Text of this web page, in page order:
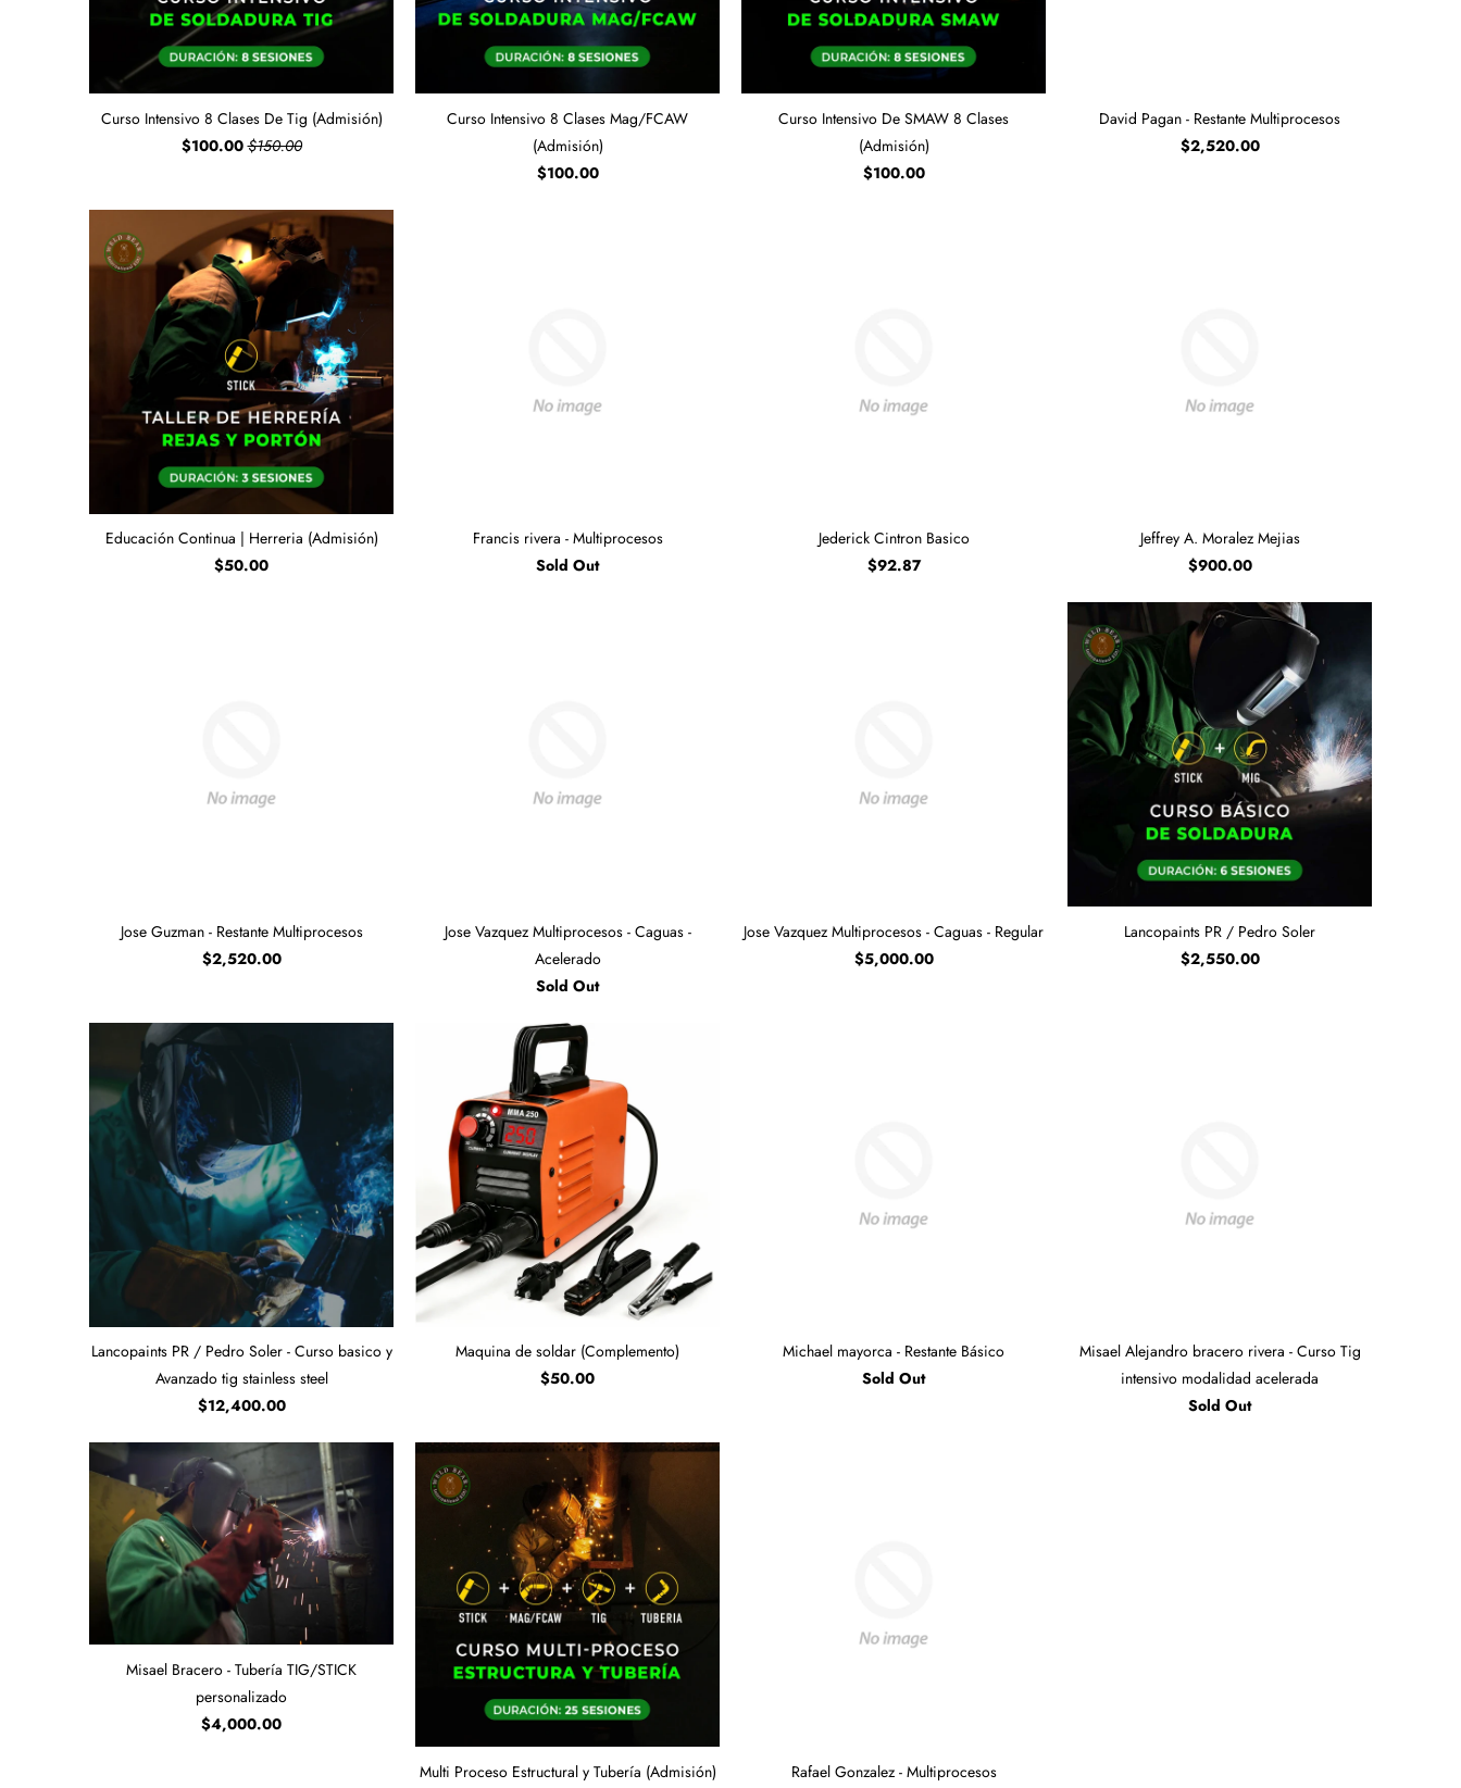
Curso Intensivo 8 Clases De Tig (Admisión)
$100.00 $150.00
Curso Intensivo 8 Clases Mag/FCAW
(Admisión)
$100.00
Curso Intensivo De SMAW 8 Clases
(Admisión)
$100.00
David Pagan - Restante Multiprocesos
$2,520.00
Educación Continua | Herreria (Admisión)
$50.00
Francis rivera - Multiprocesos
Sold Out
Jederick Cintron Basico
$92.87
Jeffrey A. Moralez Mejias
$900.00
Jose Guzman - Restante Multiprocesos
$2,520.00
Jose Vazquez Multiprocesos - Caguas -
Acelerado
Sold Out
Jose Vazquez Multiprocesos - Caguas - Regular
$5,000.00
Lancopaints PR / Pedro Soler
$2,550.00
Lancopaints PR / Pedro Soler - Curso basico y
Avanzado tig stainless steel
$12,400.00
Maquina de soldar (Complemento)
$50.00
Michael mayorca - Restante Básico
Sold Out
Misael Alejandro bracero rivera - Curso Tig
intensivo modalidad acelerada
Sold Out
Misael Bracero - Tubería TIG/STICK
personalizado
$4,000.00
Multi Proceso Estructural y Tubería (Admisión)
Rafael Gonzalez - Multiprocesos